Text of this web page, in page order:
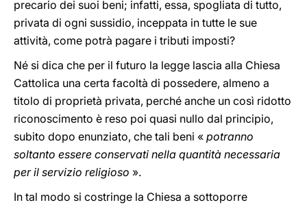
precario dei suoi beni; infatti, essa, spogliata di tutto,
privata di ogni sussidio, inceppata in tutte le sue
attività, come potrà pagare i tributi imposti?
Né si dica che per il futuro la legge lascia alla Chiesa
Cattolica una certa facoltà di possedere, almeno a
titolo di proprietà privata, perché anche un così ridotto
riconoscimento è reso poi quasi nullo dal principio,
subito dopo enunziato, che tali beni « potranno
soltanto essere conservati nella quantità necessaria
per il servizio religioso ».
In tal modo si costringe la Chiesa a sottoporre